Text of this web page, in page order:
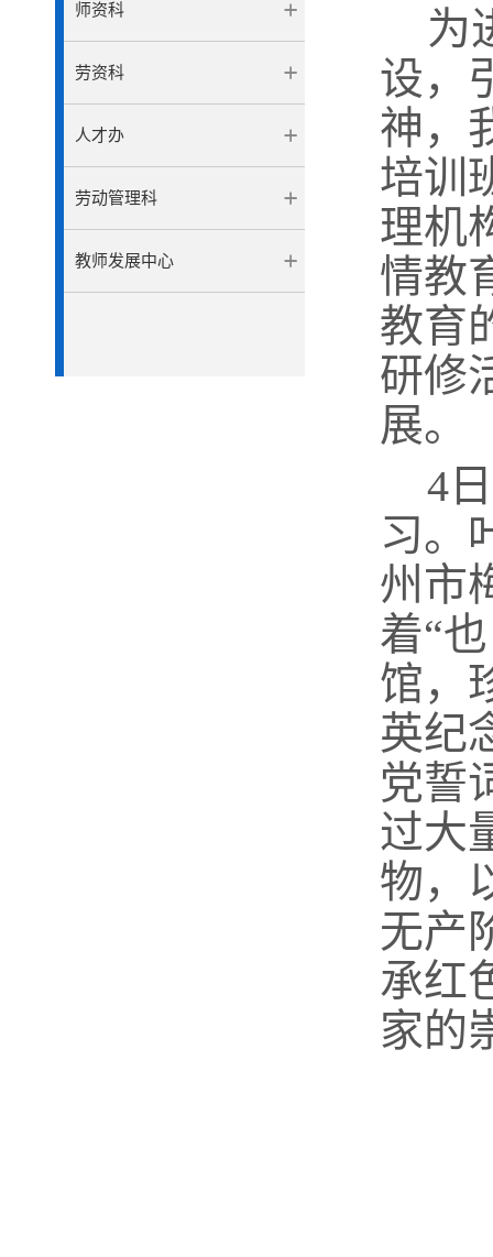
师资科
劳资科
人才办
劳动管理科
教师发展中心
为
设，
神，
培训
理机
情教
教育
研修
展。
4
习。
州市
着“
馆，
英纪
党誓
过大
物，
无产
承红
家的